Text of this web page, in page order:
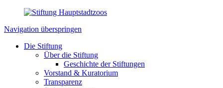
Navigation überspringen
Die Stiftung
Über die Stiftung
Geschichte der Stiftungen
Vorstand & Kuratorium
Transparenz